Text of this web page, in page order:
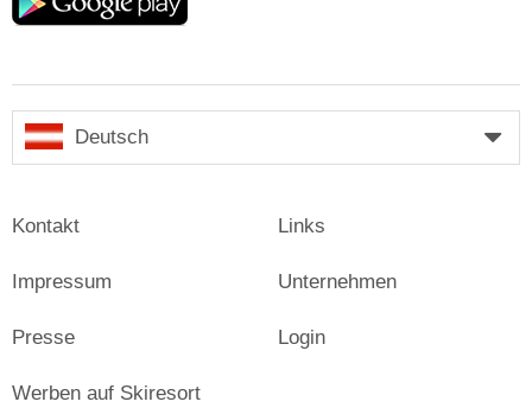
Deutsch
Kontakt
Impressum
Presse
Links
Unternehmen
Login
Werben auf Skiresort